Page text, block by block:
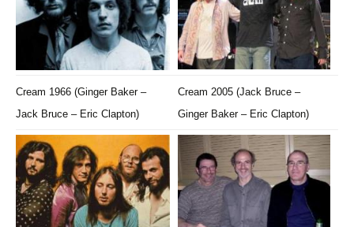
Cream 1966 (Ginger Baker –
Jack Bruce – Eric Clapton)
Cream 2005 (Jack Bruce –
Ginger Baker – Eric Clapton)